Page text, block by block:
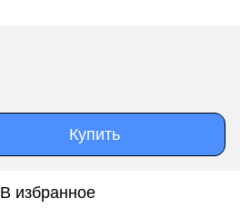
Купить
В избранное